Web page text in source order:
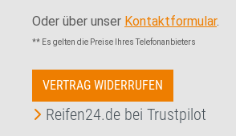
Oder über unser Kontaktformular.
** Es gelten die Preise Ihres Telefonanbieters
VERTRAG WIDERRUFEN
Reifen24.de bei Trustpilot